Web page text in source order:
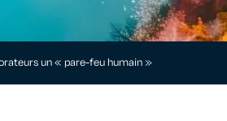
un « pare-feu humain »